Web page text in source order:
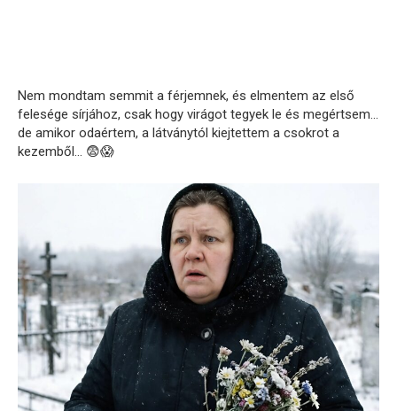
Nem mondtam semmit a férjemnek, és elmentem az első
felesége sírjához, csak hogy virágot tegyek le és megértsem…
de amikor odaértem, a látványtól kiejtettem a csokrot a
kezemből… 😨😱